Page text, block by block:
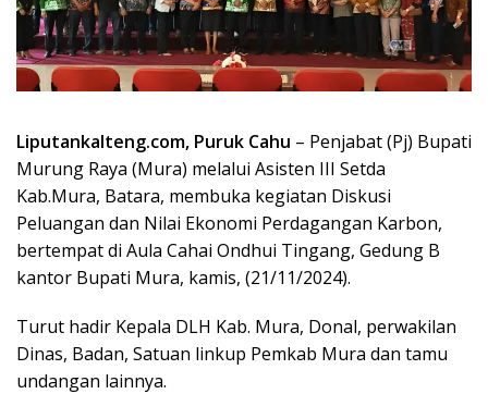
Liputankalteng.com, Puruk Cahu – Penjabat (Pj) Bupati
Murung Raya (Mura) melalui Asisten III Setda
Kab.Mura, Batara, membuka kegiatan Diskusi
Peluangan dan Nilai Ekonomi Perdagangan Karbon,
bertempat di Aula Cahai Ondhui Tingang, Gedung B
kantor Bupati Mura, kamis, (21/11/2024).
Turut hadir Kepala DLH Kab. Mura, Donal, perwakilan
Dinas, Badan, Satuan linkup Pemkab Mura dan tamu
undangan lainnya.